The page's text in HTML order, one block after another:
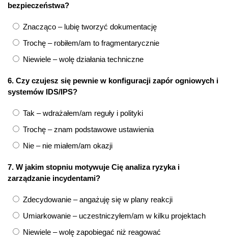
bezpieczeństwa?
Znacząco – lubię tworzyć dokumentację
Trochę – robiłem/am to fragmentarycznie
Niewiele – wolę działania techniczne
6. Czy czujesz się pewnie w konfiguracji zapór ogniowych i
systemów IDS/IPS?
Tak – wdrażałem/am reguły i polityki
Trochę – znam podstawowe ustawienia
Nie – nie miałem/am okazji
7. W jakim stopniu motywuje Cię analiza ryzyka i
zarządzanie incydentami?
Zdecydowanie – angażuję się w plany reakcji
Umiarkowanie – uczestniczyłem/am w kilku projektach
Niewiele – wolę zapobiegać niż reagować